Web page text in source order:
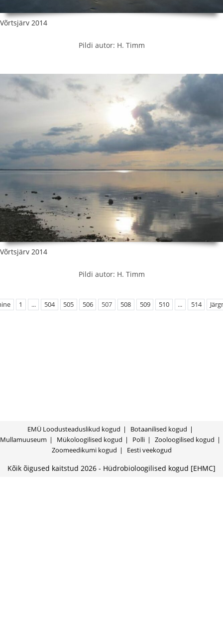
Võrtsjärv 2014
Pildi autor: H. Timm
Võrtsjärv 2014
Pildi autor: H. Timm
1 ... 504 505 506 507 508 509 510 ... 514
EMÜ Loodusteaduslikud kogud
Botaanilised kogud
Mullamuuseum
Mükoloogilised kogud Polli
Zooloogilised kogud
Zoomeedikumi kogud
Eesti veekogud
Kõik õigused kaitstud 2026 - Hüdrobioloogilised kogud [EHMC]